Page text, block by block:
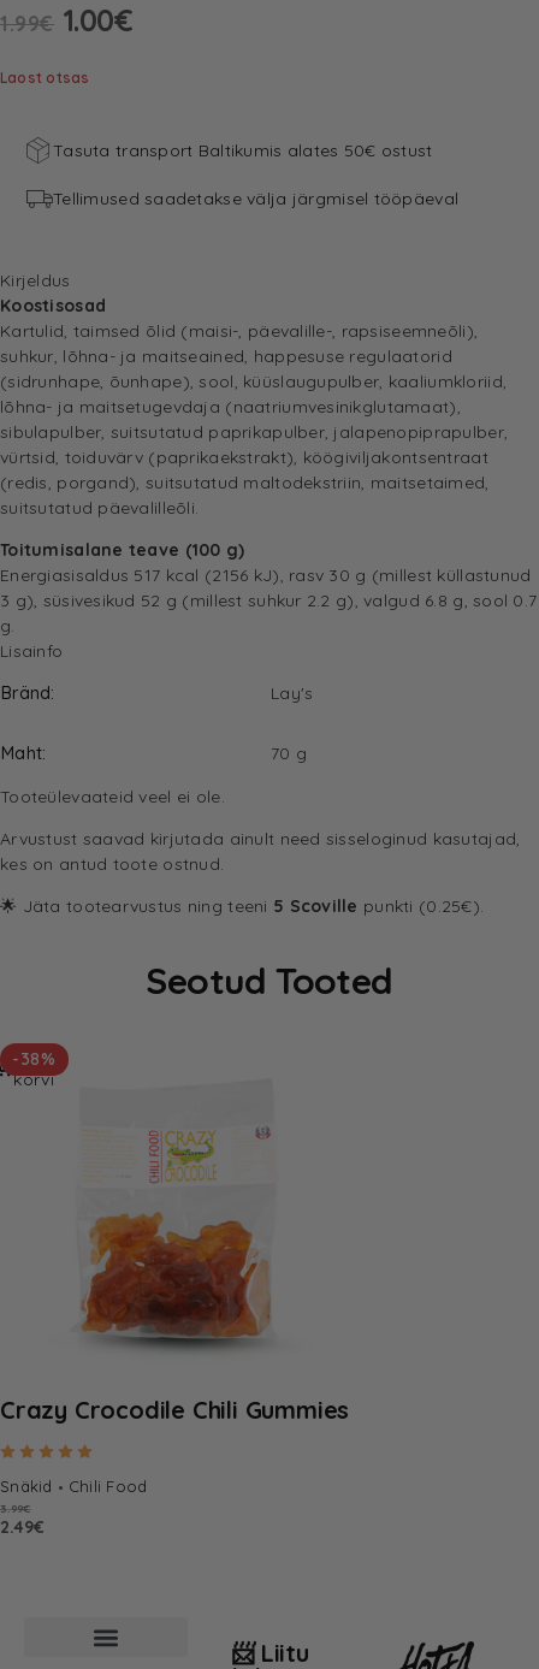
1.99€ 1.00€
Laost otsas
Tasuta transport Baltikumis alates 50€ ostust
Tellimused saadetakse välja järgmisel tööpäeval
Kirjeldus
Koostisosad
Kartulid, taimsed õlid (maisi-, päevalille-, rapsiseemneõli),
suhkur, lõhna- ja maitseained, happesuse regulaatorid
(sidrunhape, õunhape), sool, küüslaugupulber, kaaliumkloriid,
lõhna- ja maitsetugevdaja (naatriumvesinikglutamaat),
sibulapulber, suitsutatud paprikapulber, jalapenopiprapulber,
vürtsid, toiduvärv (paprikaekstrakt), köögiviljakontsentraat
(redis, porgand), suitsutatud maltodekstriin, maitsetaimed,
suitsutatud päevalilleõli.
Toitumisalane teave (100 g)
Energiasisaldus 517 kcal (2156 kJ), rasv 30 g (millest küllastunud
3 g), süsivesikud 52 g (millest suhkur 2.2 g), valgud 6.8 g, sool 0.7
g.
Lisainfo
Bränd
Lay's
Maht
70 g
Tooteülevaateid veel ei ole.
Arvustust saavad kirjutada ainult need sisseloginud kasutajad,
kes on antud toote ostnud.
🌟 Jäta tootearvustus ning teeni 5 Scoville punkti (0.25€).
Seotud Tooted
-38%
Crazy Crocodile Chili Gummies
Snäkid Chili Food
3.99€
2.49€
Lisa
korvi
📨 Liitu